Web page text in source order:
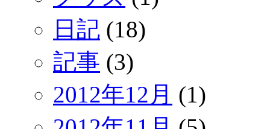
日記 (18)
記事 (3)
2012年12月 (1)